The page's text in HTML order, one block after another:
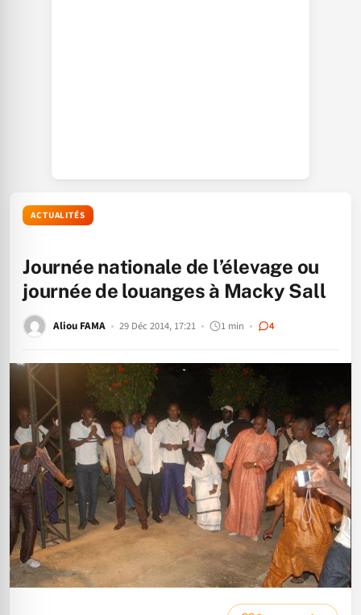
ACTUALITÉS
Journée nationale de l’élevage ou
journée de louanges à Macky Sall
Aliou FAMA 29 Déc 2014, 17:21 1 min 4